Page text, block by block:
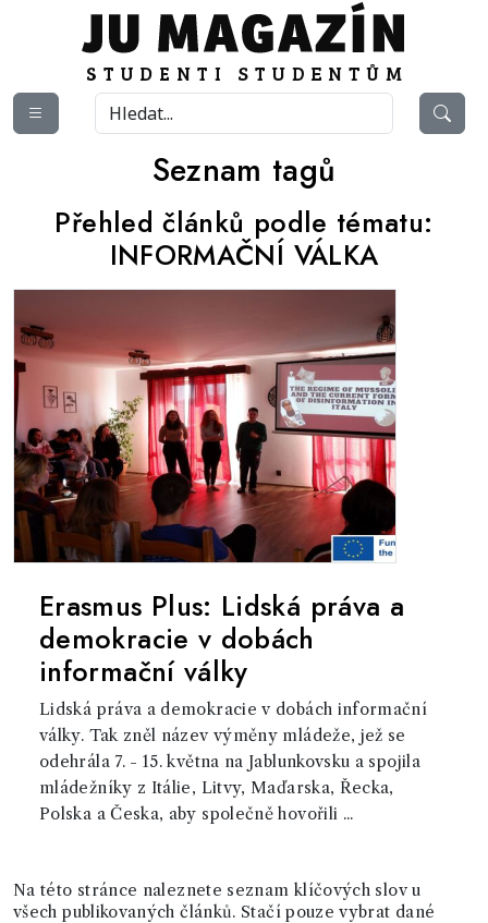
Seznam tagů
Přehled článků podle tématu:
INFORMAČNÍ VÁLKA
Erasmus Plus: Lidská práva a
demokracie v dobách
informační války
Lidská práva a demokracie v dobách informační
války. Tak zněl název výměny mládeže, jež se
odehrála 7. - 15. května na Jablunkovsku a spojila
mládežníky z Itálie, Litvy, Maďarska, Řecka,
Polska a Česka, aby společně hovořili ...
Na této stránce naleznete seznam klíčových slov u
všech publikovaných článků. Stačí pouze vybrat dané